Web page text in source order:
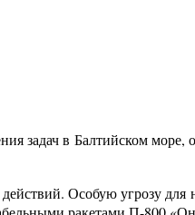
задач в Балтийском море,
Особую угрозу для